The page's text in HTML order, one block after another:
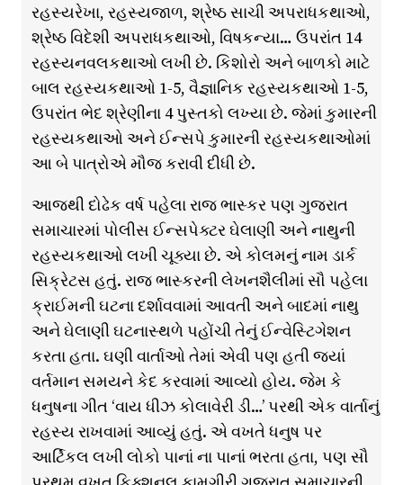
રહસ્યરેખા, રહસ્યજાળ, શ્રેષ્ઠ સાચી અપરાધકથાઓ,
શ્રેષ્ઠ વિદેશી અપરાધકથાઓ, વિષકન્યા… ઉપરાંત 14
રહસ્યનવલકથાઓ લખી છે. કિશોરો અને બાળકો માટે
બાલ રહસ્યકથાઓ 1-5, વૈજ્ઞાનિક રહસ્યકથાઓ 1-5,
ઉપરાંત ભેદ શ્રેણીના 4 પુસ્તકો લખ્યા છે. જેમાં કુમારની
રહસ્યકથાઓ અને ઈન્સપે કુમારની રહસ્યકથાઓમાં
આ બે પાત્રોએ મૌજ કરાવી દીધી છે.
આજથી દોઢેક વર્ષ પહેલા રાજ ભાસ્કર પણ ગુજરાત
સમાચારમાં પોલીસ ઈન્સપેક્ટર ઘેલાણી અને નાથુની
રહસ્યકથાઓ લખી ચૂક્યા છે. એ કોલમનું નામ ડાર્ક
સિક્રેટસ હતું. રાજ ભાસ્કરની લેખનશૈલીમાં સૌ પહેલા
ક્રાઈમની ઘટના દર્શાવવામાં આવતી અને બાદમાં નાથુ
અને ઘેલાણી ઘટનાસ્થળે પહોંચી તેનું ઈન્વેસ્ટિગેશન
કરતા હતા. ઘણી વાર્તાઓ તેમાં એવી પણ હતી જ્યાં
વર્તમાન સમયને કેદ કરવામાં આવ્યો હોય. જેમ કે
ધનુષના ગીત ‘વાય ધીઝ કોલાવેરી ડી…’ પરથી એક વાર્તાનું
રહસ્ય રાખવામાં આવ્યું હતું. એ વખતે ધનુષ પર
આર્ટિકલ લખી લોકો પાનાં ના પાનાં ભરતા હતા, પણ સૌ